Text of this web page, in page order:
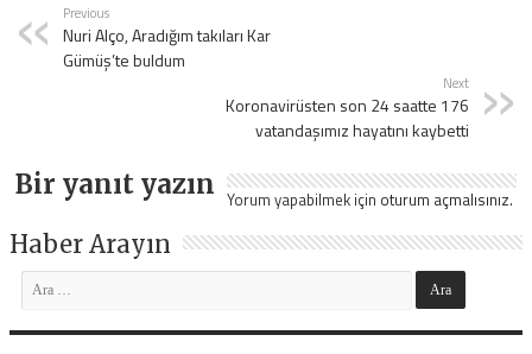
Previous
Nuri Alço, Aradığım takıları Kar
Gümüş’te buldum
Next
Koronavirüsten son 24 saatte 176
vatandaşımız hayatını kaybetti
Bir yanıt yazın Yorum yapabilmek için oturum açmalısınız.
Haber Arayın